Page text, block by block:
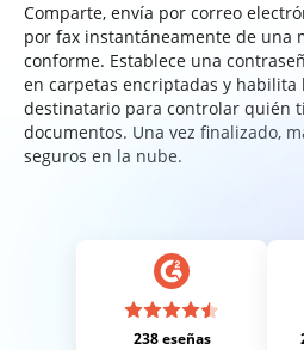
Comparte, envía por correo
por fax instantáneamente de una
conforme. Establece una
en carpetas encriptadas y habilita
destinatario para controlar quién
documentos. Una vez finalizado,
seguros en la nube.
238 eseñas